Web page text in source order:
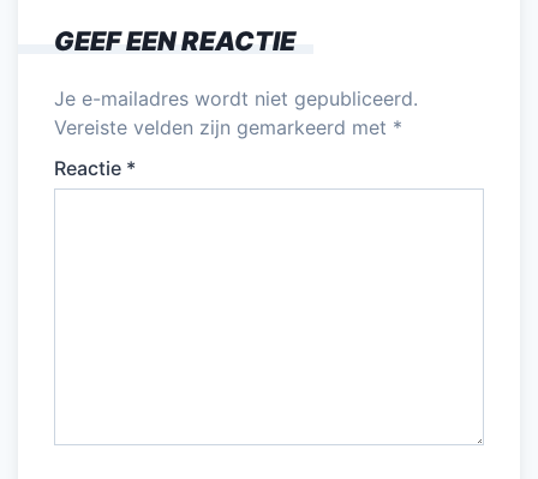
o
o
k
n p
p
GEEF EEN REACTIE
Je e-mailadres wordt niet gepubliceerd.
Vereiste velden zijn gemarkeerd met *
Reactie *